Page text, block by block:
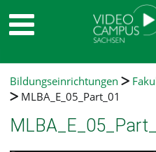
Bildungseinrichtungen
MLBA_E_05_Part_01